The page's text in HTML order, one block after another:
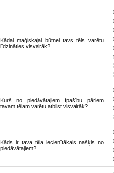
Kādai maģiskajai būtnei tavs tēls varētu
līdzināties visvairāk?
Kurš no piedāvātajiem īpašību pāriem
tavam tēlam varētu atbilst visvairāk?
Kāds ir tava tēla iecienītākais našķis no
piedāvātajiem?